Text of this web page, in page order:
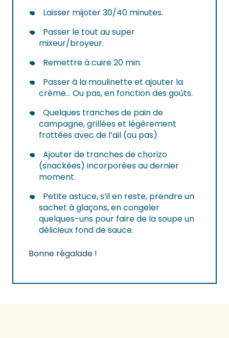
Laisser mijoter 30/40 minutes.
Passer le tout au super
mixeur/broyeur.
Remettre à cuire 20 min.
Passer à la moulinette et ajouter la
crème… Ou pas, en fonction des goûts.
Quelques tranches de pain de
campagne, grillées et légèrement
frottées avec de l’ail (ou pas).
Ajouter de tranches de chorizo
(snackées) incorporées au dernier
moment.
Petite astuce, s’il en reste, prendre un
sachet à glaçons, en congeler
quelques-uns pour faire de la soupe un
délicieux fond de sauce.
Bonne régalade !